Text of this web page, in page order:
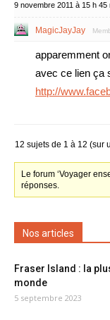
9 novembre 2011 à 15 h 45
MagicJayJay
apparemment
avec ce lien ça
http://
12 sujets de 1 à 12 (sur
Le forum ‘Voyager
réponses.
Nos articles
Fraser Island : la
monde
5 septembre 2023